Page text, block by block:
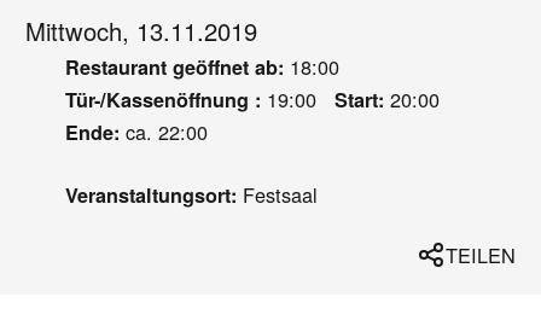
Mittwoch, 13.11.2019
Restaurant geöffnet ab: 18:00
Tür-/Kassenöffnung : 19:00 Start: 20:00
Ende: ca. 22:00
Veranstaltungsort: Festsaal
TEILEN